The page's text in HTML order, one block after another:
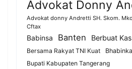
Advokat Donny
Advokat donny Andretti SH. Skom.
Cftax
Babinsa Banten Berbuat
Bersama Rakyat TNI Kuat
Bupati Kabupaten Tangerang